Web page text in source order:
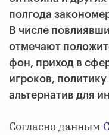
полгода
В числе
отмечают
фон, приход в
игроков,
альтернатив для
Согласно данным